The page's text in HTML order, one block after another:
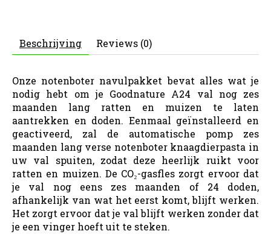
Beschrijving Reviews (0)
Onze notenboter navulpakket bevat alles wat je
nodig hebt om je Goodnature A24 val nog zes
maanden lang ratten en muizen te laten
aantrekken en doden. Eenmaal geïnstalleerd en
geactiveerd, zal de automatische pomp zes
maanden lang verse notenboter knaagdierpasta in
uw val spuiten, zodat deze heerlijk ruikt voor
ratten en muizen. De CO₂-gasfles zorgt ervoor dat
je val nog eens zes maanden of 24 doden,
afhankelijk van wat het eerst komt, blijft werken.
Het zorgt ervoor dat je val blijft werken zonder dat
je een vinger hoeft uit te steken.